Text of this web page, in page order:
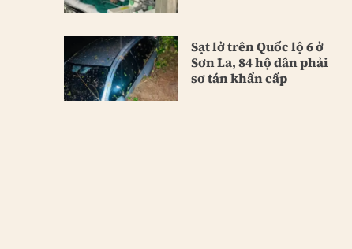
Sạt lở trên Quốc lộ 6 ở
Sơn La, 84 hộ dân phải
sơ tán khẩn cấp